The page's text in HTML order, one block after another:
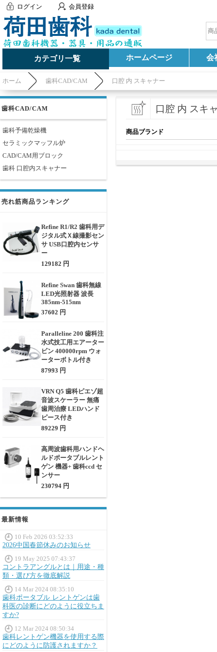
ログイン 会員登録
カテゴリ一覧 ホームページ 会
ホーム 歯科CAD/CAM 口腔 内 スキャナー
歯科CAD/CAM
歯科予備乾燥機
セラミックマッフル炉
CAD/CAM用ブロック
歯科 口腔内スキャナー
売れ筋商品ランキング
Refine R1/R2 歯科用デ
ジタル式Ｘ線撮影セン
サ USB口腔内センサ
ー
129182 円
Refine Swan 歯科無線
LED光照射器 波長
385nm-515nm
37602 円
Paralleline 200 歯科注
水式技工用エアーター
ビン 400000rpm ウォ
ーターボトル付き
87993 円
VRN Q5 歯科ピエゾ超
音波スケーラー 無痛
歯周治療 LEDハンド
ピース付き
89229 円
高周波歯科用ハンドヘ
ルドポータブルレント
ゲン 機器+ 歯科ccd セ
ンサー
230794 円
最新情報
10 Feb 2026 03:52:33
2026中国春節休みのお知らせ
19 May 2025 07:43:37
コントラアングルとは｜用途・種
類・選び方を徹底解説
14 Mar 2024 08:35:10
歯科ポータブル レントゲンは歯
科医の診断にどのように役立ちま
すか?
12 Mar 2024 08:50:34
歯科レントゲン機器を使用する際
にどのように防護されますか？
口腔 内 スキ
商品ブランド